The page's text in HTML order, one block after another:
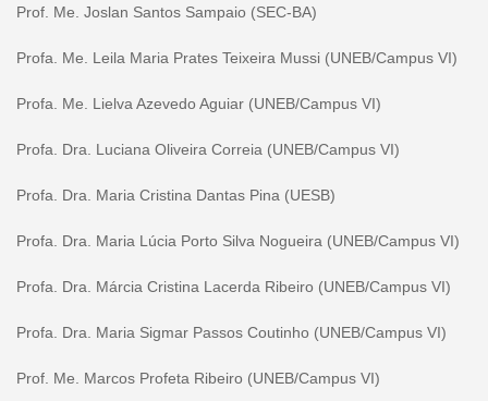
Prof. Me. Joslan Santos Sampaio (SEC-BA)
Profa. Me. Leila Maria Prates Teixeira Mussi (UNEB/Campus VI)
Profa. Me. Lielva Azevedo Aguiar (UNEB/Campus VI)
Profa. Dra. Luciana Oliveira Correia (UNEB/Campus VI)
Profa. Dra. Maria Cristina Dantas Pina (UESB)
Profa. Dra. Maria Lúcia Porto Silva Nogueira (UNEB/Campus VI)
Profa. Dra. Márcia Cristina Lacerda Ribeiro (UNEB/Campus VI)
Profa. Dra. Maria Sigmar Passos Coutinho (UNEB/Campus VI)
Prof. Me. Marcos Profeta Ribeiro (UNEB/Campus VI)